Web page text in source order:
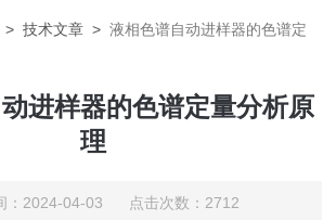
>技术文章 >液相色谱自动进样器的色谱定
进样器的色谱定量分析原
理
：2024-04-03 点击次数：2712